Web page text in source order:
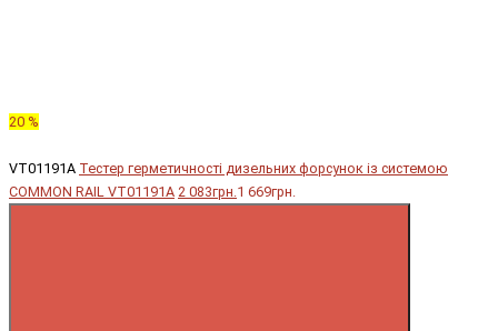
20 %
VT01191A Тестер герметичності дизельних форсунок із системою
COMMON RAIL VT01191A 2 083грн.1 669грн.